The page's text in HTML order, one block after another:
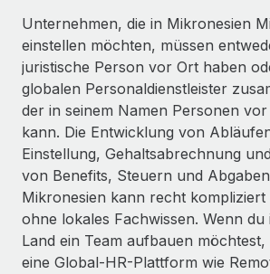
Unternehmen, die in Mikronesien
einstellen möchten, müssen
juristische Person vor Ort haben
globalen Personaldienstleister
der in seinem Namen Personen
kann. Die Entwicklung von
Einstellung, Gehaltsabrechnung
von Benefits, Steuern und
Mikronesien kann recht kompliziert
ohne lokales Fachwissen. Wenn du
Land ein Team aufbauen
eine Global-HR-Plattform wie